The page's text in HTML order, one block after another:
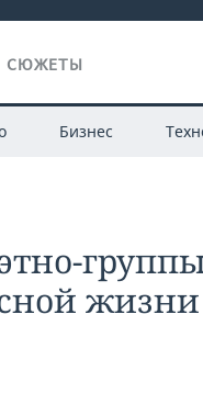
СЮЖЕТЫ
Бизнес
жизни